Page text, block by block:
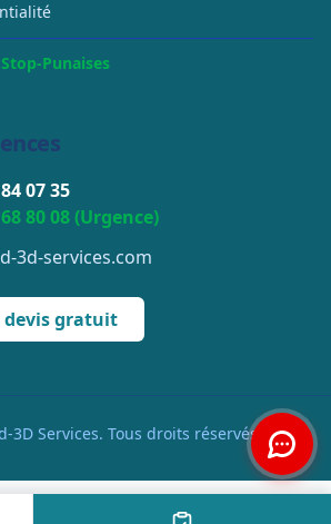
Punaises
07 35
80 08 (Urgence)
3d-services.com
devis gratuit
3D Services. Tous droits réservés.